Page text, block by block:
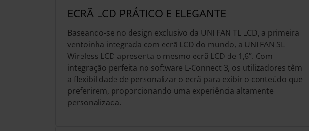
ECRÃ LCD PRÁTICO E ELEGANTE
Baseando-se no design exclusivo da UNI FAN TL LCD, a primeira
ventoinha integrada com ecrã LCD do mundo, a UNI FAN SL
Wireless LCD apresenta o mesmo ecrã LCD de 1,6”. Com
integração perfeita no software L-Connect 3, os utilizadores têm
a flexibilidade de personalizar o ecrã para exibir o conteúdo que
preferirem, proporcionando uma experiência altamente
personalizada.